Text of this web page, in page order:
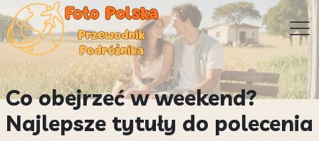
Co obejrzeć w weekend?
Najlepsze tytuły do polecenia